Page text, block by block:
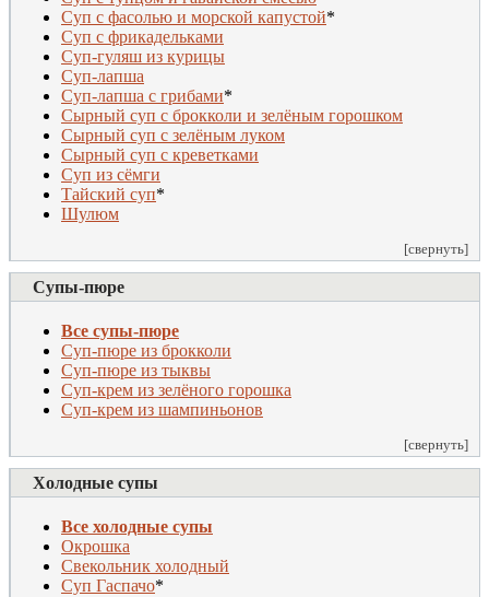
Суп с фасолью и морской капустой*
Суп с фрикадельками
Суп-гуляш из курицы
Суп-лапша
Суп-лапша с грибами*
Сырный суп с брокколи и зелёным горошком
Сырный суп с зелёным луком
Сырный суп с креветками
Суп из сёмги
Тайский суп*
Шулюм
[свернуть]
Супы-пюре
Все супы-пюре
Cуп-пюре из брокколи
Суп-пюре из тыквы
Суп-крем из зелёного горошка
Суп-крем из шампиньонов
[свернуть]
Холодные супы
Все холодные супы
Окрошка
Свекольник холодный
Суп Гаспачо*